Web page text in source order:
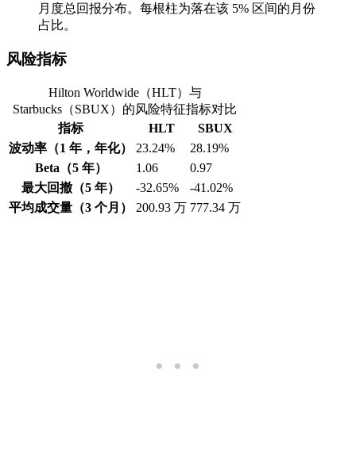
月度总回报分布。每根柱为落在该 5% 区间的月份
占比。
风险指标
Hilton Worldwide（HLT）与
Starbucks（SBUX）的风险特征指标对比
指标
HLT
SBUX
波动率（1 年，年化）
23.24%
28.19%
Beta（5 年）
1.06
0.97
最大回撤（5 年）
-32.65%
-41.02%
平均成交量（3 个月）
200.93 万 777.34 万